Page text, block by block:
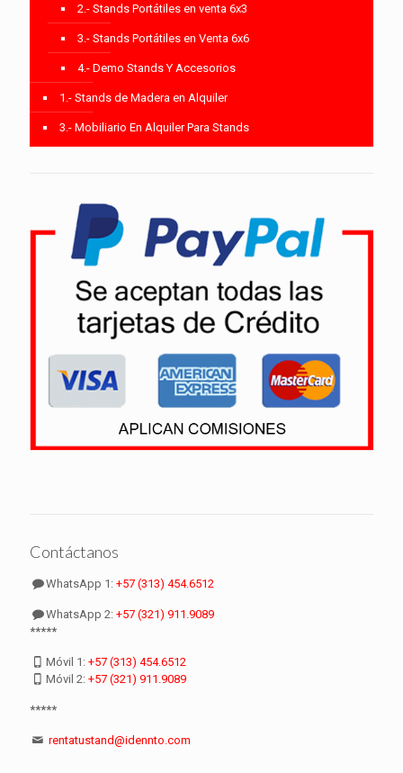
2.- Stands Portátiles en venta 6x3
3.- Stands Portátiles en Venta 6x6
4.- Demo Stands Y Accesorios
1.- Stands de Madera en Alquiler
3.- Mobiliario En Alquiler Para Stands
Contáctanos
WhatsApp 1:+57 (313) 454.6512
WhatsApp 2:+57 (321) 911.9089
*****
Móvil 1:+57 (313) 454.6512
Móvil 2:+57 (321) 911.9089
*****
rentatustand@idennto.com